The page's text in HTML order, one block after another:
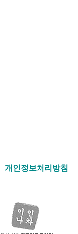
개인정보처리방침